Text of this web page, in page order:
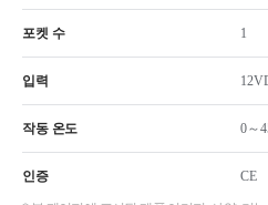
포켓 수 1
입력
작동 온도 0～
인증 CE